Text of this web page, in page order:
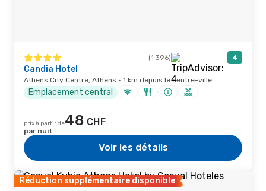
(1 396) 4
Candia Hotel
Athens City Centre, Athens · 1 km depuis le centre-ville
Emplacement central
prix à partir de48 CHF
par nuit
Voir les détails
Réduction supplémentaire disponible